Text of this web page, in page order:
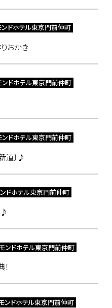
ンドホテル東京門前仲町
おかき
ンドホテル東京門前仲町
ンドホテル東京門前仲町
道〕♪
ドホテル東京門前仲町
♪
ンドホテル東京門前仲町
ンドホテル東京門前仲町